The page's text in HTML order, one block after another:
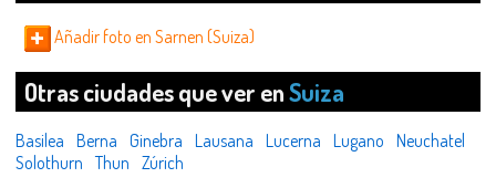
Añadir foto en Sarnen (Suiza)
Otras ciudades que ver enSuiza
Basilea Berna Ginebra Lausana Lucerna Lugano Neuchatel
Solothurn Thun Zúrich